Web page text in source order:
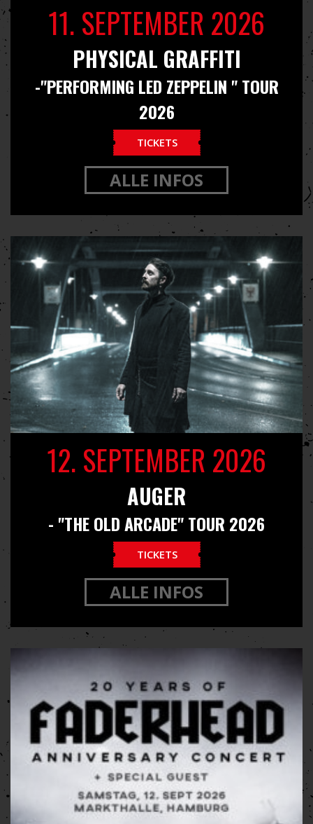
11. SEPTEMBER 2026
PHYSICAL GRAFFITI
-"PERFORMING LED ZEPPELIN " TOUR
2026
TICKETS
ALLE INFOS
12. SEPTEMBER 2026
AUGER
- "THE OLD ARCADE" TOUR 2026
TICKETS
ALLE INFOS